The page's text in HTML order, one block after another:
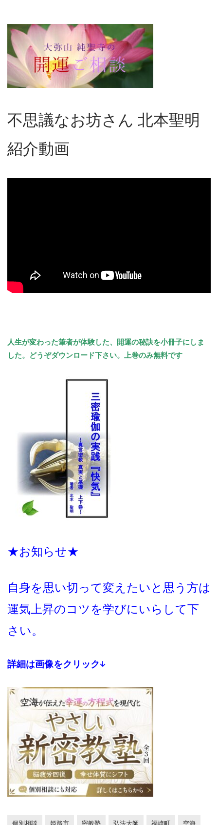
不思議なお坊さん 北本聖明
紹介動画
人生が変わった筆者が体験した、 開運の秘訣を小冊子にしま
した。どうぞダウンロード下さい。上巻のみ無料です
★お知らせ★
自身を思い切って変えたいと思う方は
運気上昇のコツを学びにいらして下
さい。
詳細は画像をクリック↓
個別相談 姫路市 密教塾 弘法大師 福崎町 空海